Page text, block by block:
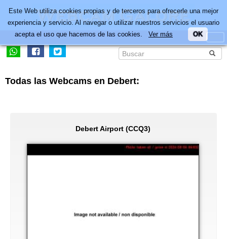
Todas las Webcams en Debert:
Debert Airport (CCQ3)
Este Web utiliza cookies propias y de terceros para ofrecerle una mejor
experiencia y servicio. Al navegar o utilizar nuestros servicios el usuario
acepta el uso que hacemos de las cookies. Ver más OK